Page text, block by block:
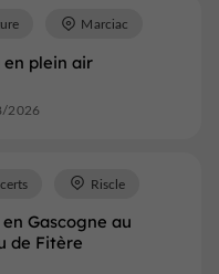
en plein air
Marciac
2026
Gascogne au
de Fitère
Riscle